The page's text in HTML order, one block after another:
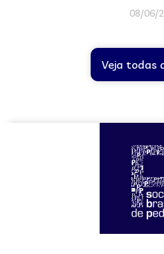
08/06/
Veja todas